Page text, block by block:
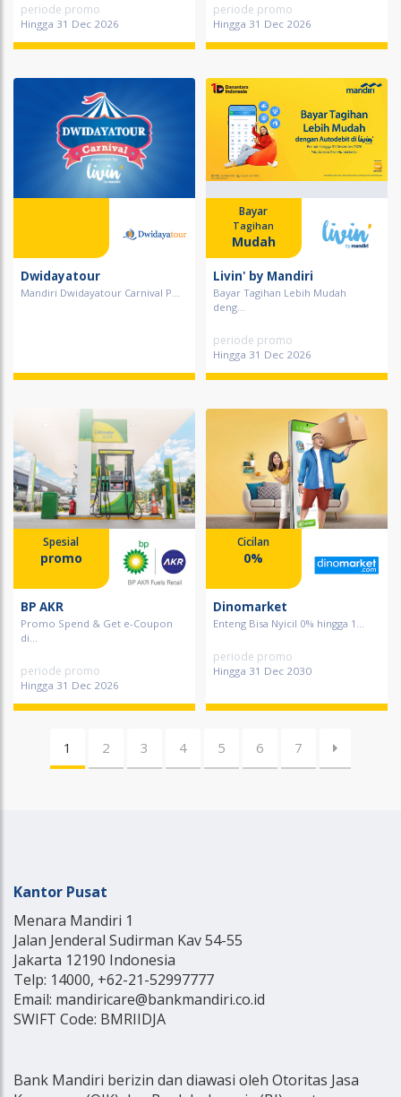
periode promo
Hingga 31 Dec 2026
periode promo
Hingga 31 Dec 2026
Dwidayatour
Mandiri Dwidayatour Carnival P...
Bayar
Tagihan
Mudah
Livin' by Mandiri
Bayar Tagihan Lebih Mudah
deng...
periode promo
Hingga 31 Dec 2026
Spesial
promo
BP AKR
Promo Spend & Get e-Coupon
di...
periode promo
Hingga 31 Dec 2026
Cicilan
0%
Dinomarket
Enteng Bisa Nyicil 0% hingga 1...
periode promo
Hingga 31 Dec 2030
1 2 3 4 5 6 7
Kantor Pusat
Menara Mandiri 1
Jalan Jenderal Sudirman Kav 54-55
Jakarta 12190 Indonesia
Telp: 14000, +62-21-52997777
Email: mandiricare@bankmandiri.co.id
SWIFT Code: BMRIIDJA
Bank Mandiri berizin dan diawasi oleh Otoritas Jasa